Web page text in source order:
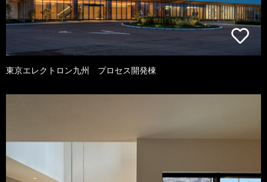
東京エレクトロン九州 プロセス開発棟